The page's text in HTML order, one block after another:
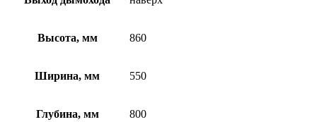
Высота, мм 860
Ширина, мм 550
Глубина, мм 800